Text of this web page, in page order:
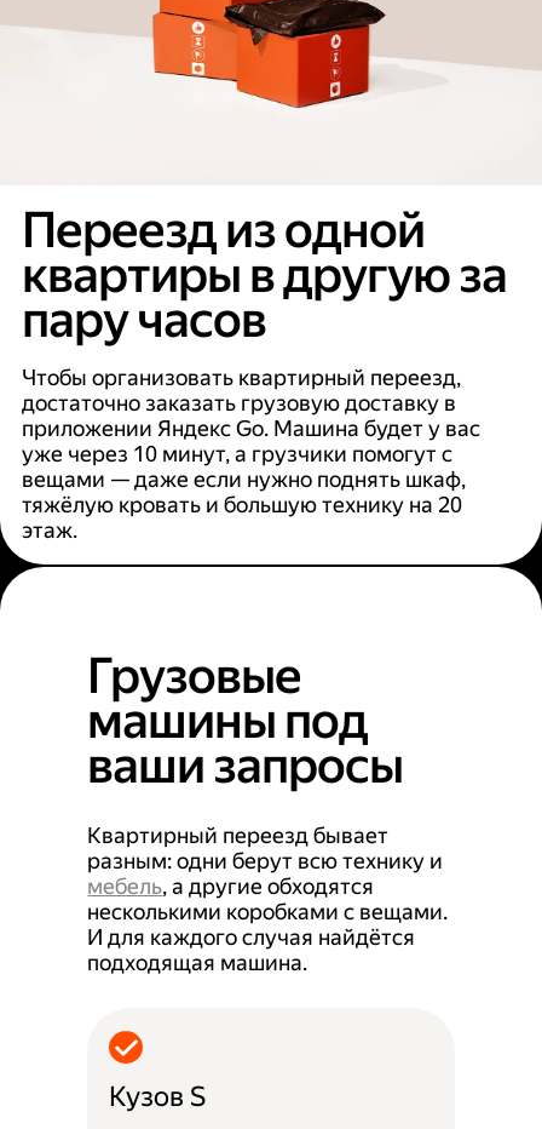
Переезд из одной
квартиры в другую за
пару часов
Чтобы организовать квартирный переезд,
достаточно заказать грузовую доставку в
приложении Яндекс Go. Машина будет у вас
уже через 10 минут, а грузчики помогут с
вещами — даже если нужно поднять шкаф,
тяжёлую кровать и большую технику на 20
этаж.
Грузовые
машины под
ваши запросы
Квартирный переезд бывает
разным: одни берут всю технику и
мебель, а другие обходятся
несколькими коробками с вещами.
И для каждого случая найдётся
подходящая машина.
Кузов S